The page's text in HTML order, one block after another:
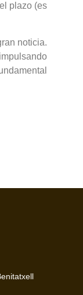
plazo (es
noticia.